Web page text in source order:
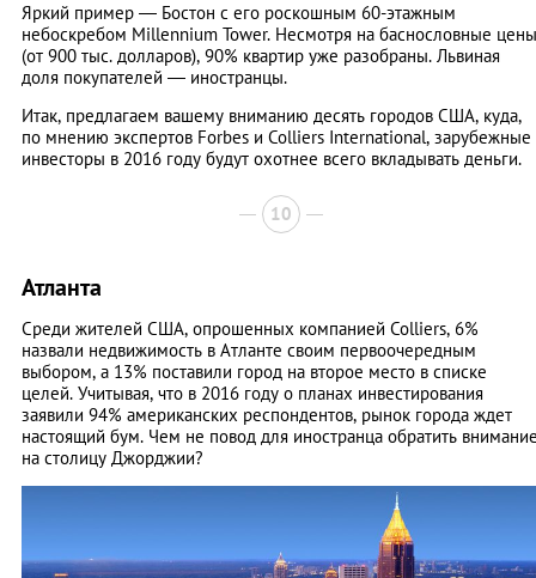
Яркий пример — Бостон с его роскошным 60-этажным
небоскребом Millennium Tower. Несмотря на баснословные цены
(от 900 тыс. долларов), 90% квартир уже разобраны. Львиная
доля покупателей — иностранцы.
Итак, предлагаем вашему вниманию десять городов США, куда,
по мнению экспертов Forbes и Colliers International, зарубежные
инвесторы в 2016 году будут охотнее всего вкладывать деньги.
10
Атланта
Среди жителей США, опрошенных компанией Colliers, 6%
назвали недвижимость в Атланте своим первоочередным
выбором, а 13% поставили город на второе место в списке
целей. Учитывая, что в 2016 году о планах инвестирования
заявили 94% американских респондентов, рынок города ждет
настоящий бум. Чем не повод для иностранца обратить
на столицу Джорджии?